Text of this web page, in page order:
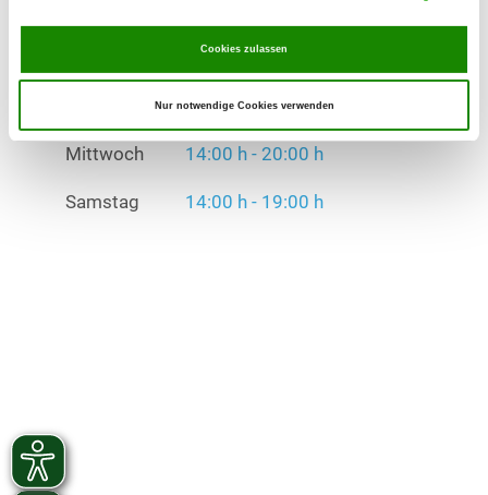
Cookies zulassen
Nur notwendige Cookies verwenden
Mittwoch 14:00 h - 20:00 h
Samstag 14:00 h - 19:00 h
Übungszeiten im Winter:
Mittwoch 14:00 h - 20:00 h
Samstag 14:00 h - 19:00 h